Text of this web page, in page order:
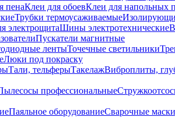
пенаКлеи для обоевКлеи для напольных
Трубки термоусаживаемые
электрощитаШины электротехнические
Пускатели магнитные
лентыТочечные светильники
Люки под покраску
Тали, тельферыТакелажВиброплиты,
профессиональные
Паяльное оборудованиеСварочные